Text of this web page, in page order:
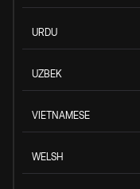
URDU
UZBEK
VIETNAMESE
WELSH